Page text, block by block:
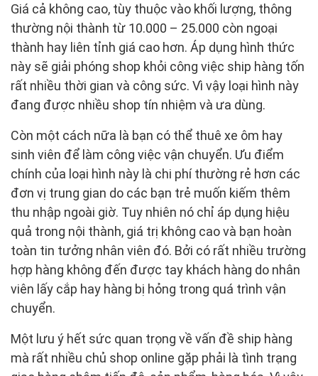
Giá cả không cao, tùy thuộc vào khối lượng, thông
thường nội thành từ 10.000 – 25.000 còn ngoại
thành hay liên tỉnh giá cao hơn. Áp dụng hình thức
này sẽ giải phóng shop khỏi công việc ship hàng tốn
rất nhiều thời gian và công sức. Vì vậy loại hình này
đang được nhiều shop tín nhiệm và ưa dùng.
Còn một cách nữa là bạn có thể thuê xe ôm hay
sinh viên để làm công việc vận chuyển. Ưu điểm
chính của loại hình này là chi phí thường rẻ hơn các
đơn vị trung gian do các bạn trẻ muốn kiếm thêm
thu nhập ngoài giờ. Tuy nhiên nó chỉ áp dụng hiệu
quả trong nội thành, giá trị không cao và bạn hoàn
toàn tin tưởng nhân viên đó. Bởi có rất nhiều trường
hợp hàng không đến được tay khách hàng do nhân
viên lấy cắp hay hàng bị hỏng trong quá trình vận
chuyển.
Một lưu ý hết sức quan trọng về vấn đề ship hàng
mà rất nhiều chủ shop online gặp phải là tình trạng